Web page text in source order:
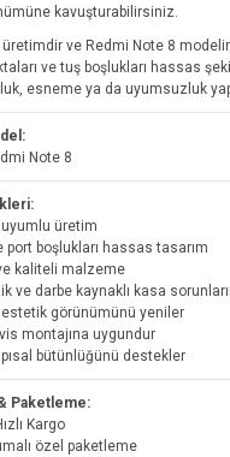
kavuşturabilirsiniz.
üretimdir ve Redmi Note 8
ve tuş boşlukları hassas
esneme ya da uyumsuzluk
Note 8
uyumlu üretim
port boşlukları hassas tasarım
ve kaliteli malzeme
ve darbe kaynaklı kasa
estetik görünümünü yeniler
montajına uygundur
bütünlüğünü destekler
Paketleme:
Kargo
özel paketleme